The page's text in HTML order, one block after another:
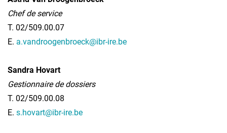
Chef de service
T. 02/509.00.07
E. a.vandroogenbroeck@ibr-ire.be
Sandra Hovart
Gestionnaire de dossiers
T. 02/509.00.08
E. s.hovart@ibr-ire.be